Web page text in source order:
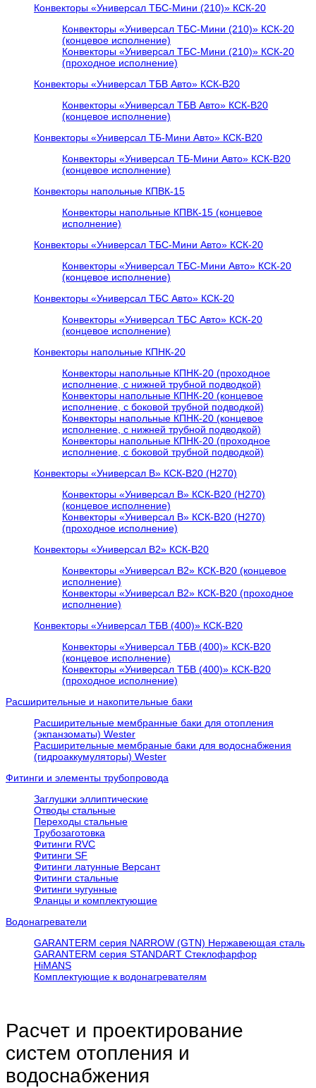
Конвекторы «Универсал ТБС-Мини (210)» КСК-20
Конвекторы «Универсал ТБС-Мини (210)» КСК-20
(концевое исполнение)
Конвекторы «Универсал ТБС-Мини (210)» КСК-20
(проходное исполнение)
Конвекторы «Универсал ТБВ Авто» КСК-В20
Конвекторы «Универсал ТБВ Авто» КСК-В20
(концевое исполнение)
Конвекторы «Универсал ТБ-Мини Авто» КСК-В20
Конвекторы «Универсал ТБ-Мини Авто» КСК-В20
(концевое исполнение)
Конвекторы напольные КПВК-15
Конвекторы напольные КПВК-15 (концевое
исполнение)
Конвекторы «Универсал ТБC-Мини Авто» КСК-20
Конвекторы «Универсал ТБC-Мини Авто» КСК-20
(концевое исполнение)
Конвекторы «Универсал ТБC Авто» КСК-20
Конвекторы «Универсал ТБC Авто» КСК-20
(концевое исполнение)
Конвекторы напольные КПНК-20
Конвекторы напольные КПНК-20 (проходное
исполнение, с нижней трубной подводкой)
Конвекторы напольные КПНК-20 (концевое
исполнение, с боковой трубной подводкой)
Конвекторы напольные КПНК-20 (концевое
исполнение, с нижней трубной подводкой)
Конвекторы напольные КПНК-20 (проходное
исполнение, с боковой трубной подводкой)
Конвекторы «Универсал В» КСК-В20 (H270)
Конвекторы «Универсал В» КСК-В20 (H270)
(концевое исполнение)
Конвекторы «Универсал В» КСК-В20 (H270)
(проходное исполнение)
Конвекторы «Универсал В2» КСК-В20
Конвекторы «Универсал В2» КСК-В20 (концевое
исполнение)
Конвекторы «Универсал В2» КСК-В20 (проходное
исполнение)
Конвекторы «Универсал ТБВ (400)» КСК-В20
Конвекторы «Универсал ТБВ (400)» КСК-В20
(концевое исполнение)
Конвекторы «Универсал ТБВ (400)» КСК-В20
(проходное исполнение)
Расширительные и накопительные баки
Расширительные мембранные баки для отопления
(экпанзоматы) Wester
Расширительные мембраные баки для водоснабжения
(гидроаккумуляторы) Wester
Фитинги и элементы трубопровода
Заглушки эллиптические
Отводы стальные
Переходы стальные
Трубозаготовка
Фитинги RVC
Фитинги SF
Фитинги латунные Версант
Фитинги стальные
Фитинги чугунные
Фланцы и комплектующие
Водонагреватели
GARANTERM серия NARROW (GTN) Нержавеющая сталь
GARANTERM серия STANDART Стеклофарфор
HiMANS
Комплектующие к водонагревателям
Расчет и проектирование
систем отопления и
водоснабжения